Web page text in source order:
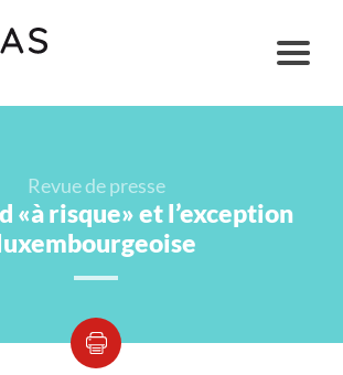
Revue de presse
«à risque» et l’exception